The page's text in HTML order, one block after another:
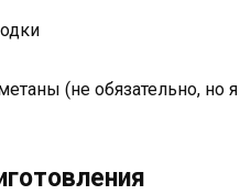
(не обязательно, но я